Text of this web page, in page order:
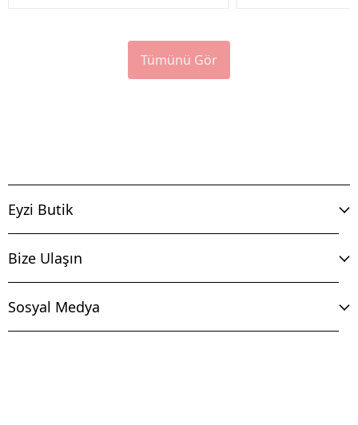
Tümünü Gör
Eyzi Butik
Bize Ulaşın
Sosyal Medya